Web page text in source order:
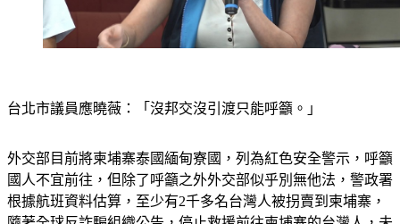
台北市議員應曉薇：「沒邦交沒引渡只能呼籲。」
外交部目前將柬埔寨泰國緬甸寮國，列為紅色安全警示，呼籲
國人不宜前往，但除了呼籲之外外交部似乎別無他法，警政署
根據航班資料估算，至少有2千多名台灣人被拐賣到柬埔寨，